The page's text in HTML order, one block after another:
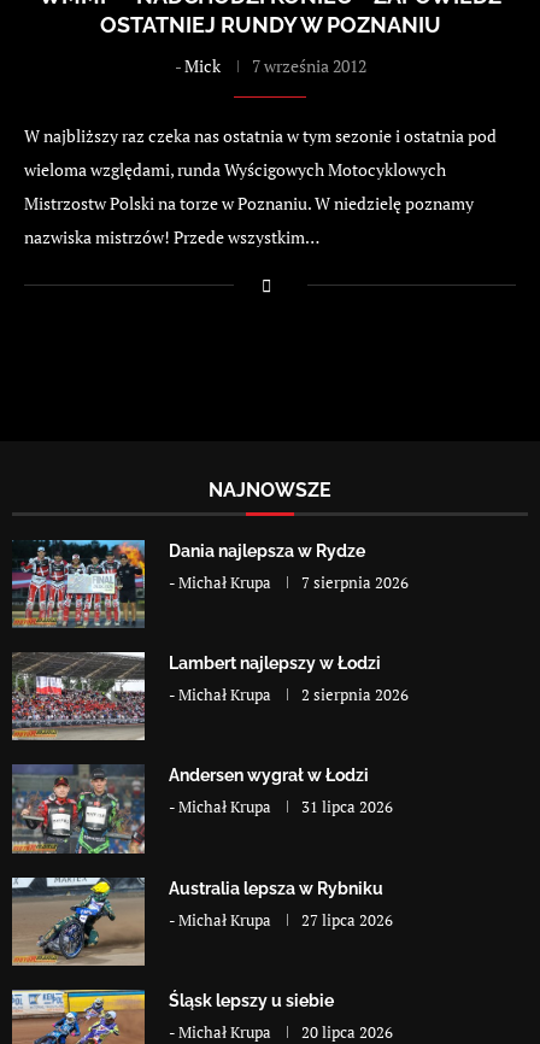
OSTATNIEJ RUNDY W POZNANIU
-Mick 7 września 2012
W najbliższy raz czeka nas ostatnia w tym sezonie i ostatnia pod
wieloma względami, runda Wyścigowych Motocyklowych
Mistrzostw Polski na torze w Poznaniu. W niedzielę poznamy
nazwiska mistrzów! Przede wszystkim…
NAJNOWSZE
Dania najlepsza w Rydze
-Michał Krupa 7 sierpnia 2026
Lambert najlepszy w Łodzi
-Michał Krupa 2 sierpnia 2026
Andersen wygrał w Łodzi
-Michał Krupa 31 lipca 2026
Australia lepsza w Rybniku
-Michał Krupa 27 lipca 2026
Śląsk lepszy u siebie
-Michał Krupa 20 lipca 2026